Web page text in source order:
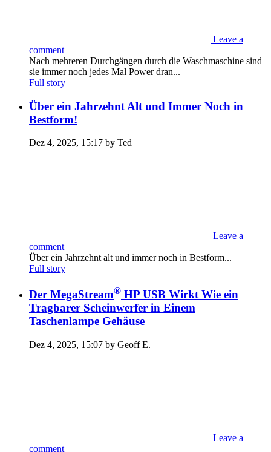
Leave a
comment
Nach mehreren Durchgängen durch die Waschmaschine sind
sie immer noch jedes Mal Power dran...
Full story
Über ein Jahrzehnt Alt und Immer Noch in
Bestform!
Dez 4, 2025, 15:17 by Ted
Leave a
comment
Über ein Jahrzehnt alt und immer noch in Bestform...
Full story
Der MegaStream® HP USB Wirkt Wie ein
Tragbarer Scheinwerfer in Einem
Taschenlampe Gehäuse
Dez 4, 2025, 15:07 by Geoff E.
Leave a
comment